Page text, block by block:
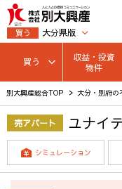
買う 大分県版
買う
収益・投資
物件
別大興産総合TOP 大分・別府の
売アパート ユナイ
シミュレーション